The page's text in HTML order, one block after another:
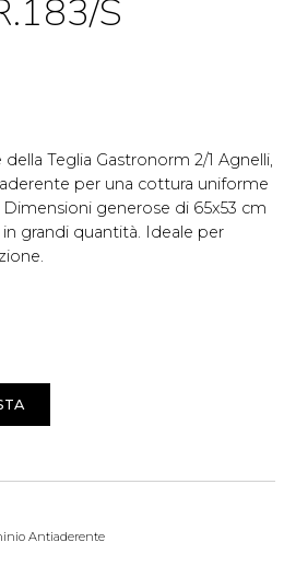
S
Teglia Gastronorm 2/1 Agnelli,
per una cottura uniforme
generose di 65x53 cm
grandi quantità. Ideale per
Antiaderente